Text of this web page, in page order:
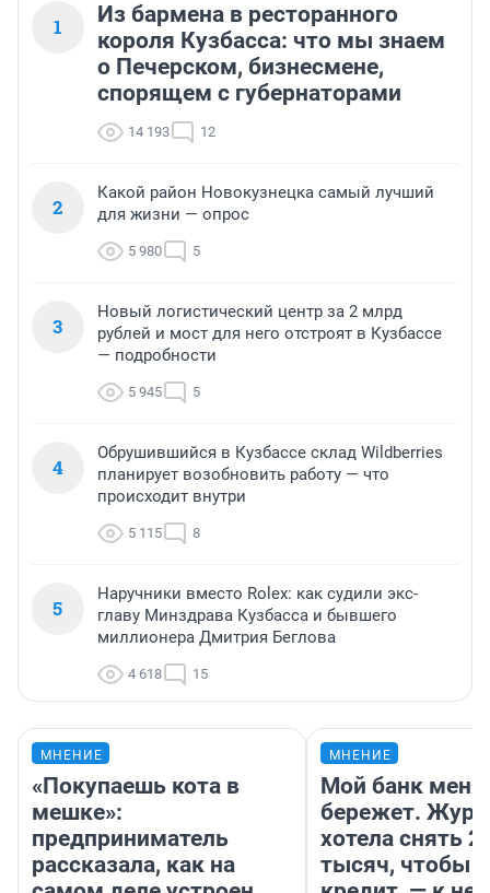
1
Из бармена в ресторанного
короля Кузбасса: что мы знаем
о Печерском, бизнесмене,
спорящем с губернаторами
14 193 12
2
Какой район Новокузнецка самый лучший
для жизни — опрос
5 980 5
3
Новый логистический центр за 2 млрд
рублей и мост для него отстроят в Кузбассе
— подробности
5 945 5
4
Обрушившийся в Кузбассе склад Wildberries
планирует возобновить работу — что
происходит внутри
5 115 8
5
Наручники вместо Rolex: как судили экс-
главу Минздрава Кузбасса и бывшего
миллионера Дмитрия Беглова
4 618 15
МНЕНИЕ
«Покупаешь кота в
мешке»:
предприниматель
рассказала, как на
МНЕНИЕ
Мой банк меня
бережет.
хотела снять
тысяч, чтобы